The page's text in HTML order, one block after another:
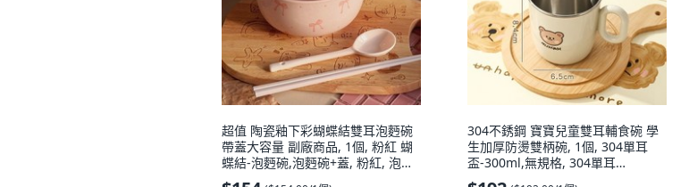
超值 陶瓷釉下彩蝴蝶結雙耳泡麪碗
帶蓋大容量 副廠商品, 1個, 粉紅 蝴
蝶結-泡麪碗,泡麪碗+蓋, 粉紅, 泡麪
碗+蓋
304不銹鋼 寶寶兒童雙耳輔食碗 學
生加厚防燙雙柄碗, 1個, 304單耳
盃-300ml,無規格, 304單耳
盃-300ml